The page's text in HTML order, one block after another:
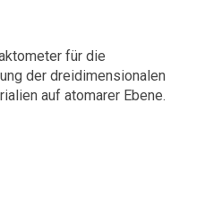
für die
der dreidimensionalen
auf atomarer Ebene.